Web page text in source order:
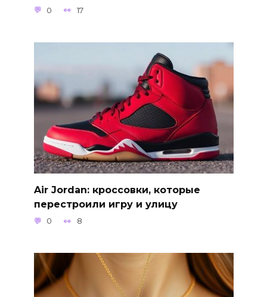
0 17
Air Jordan: кроссовки, которые
перестроили игру и улицу
0 8